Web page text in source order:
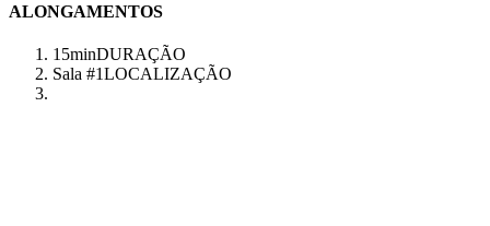
ALONGAMENTOS
15minDURAÇÃO
Sala #1LOCALIZAÇÃO